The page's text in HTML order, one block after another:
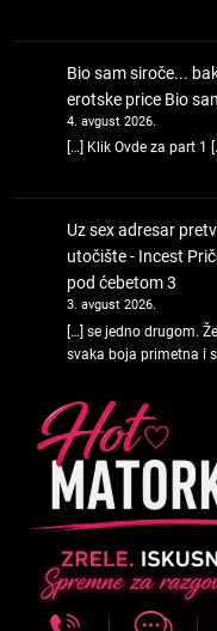
Bio sam siroče...
erotske price Bio
4. avgust 2026.
[…] Klik Ovde za part 1
Uz sex adresar
utočište - Incest
pod ćebetom 3
3. avgust 2026.
[…] se jedno drugom.
svaka boja primetna i